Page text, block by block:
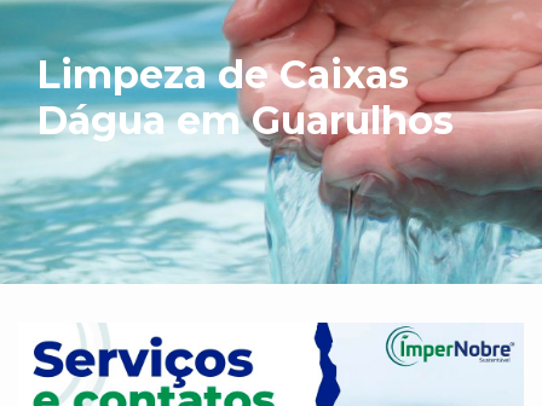
Limpeza de Caixas
Dágua em Guarulhos